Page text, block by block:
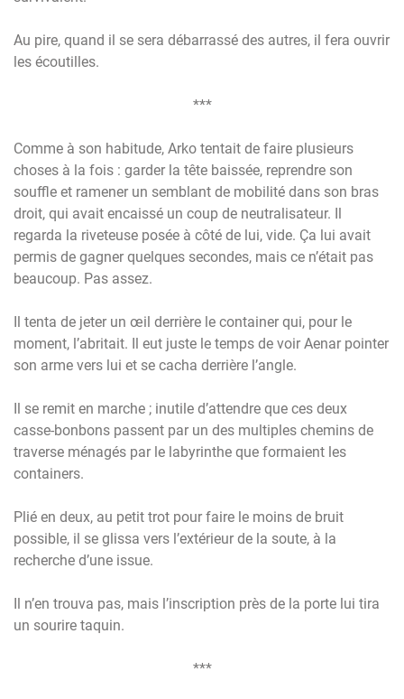
Au pire, quand il se sera débarrassé des autres, il fera ouvrir
les écoutilles.
***
Comme à son habitude, Arko tentait de faire plusieurs
choses à la fois : garder la tête baissée, reprendre son
souffle et ramener un semblant de mobilité dans son bras
droit, qui avait encaissé un coup de neutralisateur. Il
regarda la riveteuse posée à côté de lui, vide. Ça lui avait
permis de gagner quelques secondes, mais ce n’était pas
beaucoup. Pas assez.
Il tenta de jeter un œil derrière le container qui, pour le
moment, l’abritait. Il eut juste le temps de voir Aenar pointer
son arme vers lui et se cacha derrière l’angle.
Il se remit en marche ; inutile d’attendre que ces deux
casse-bonbons passent par un des multiples chemins de
traverse ménagés par le labyrinthe que formaient les
containers.
Plié en deux, au petit trot pour faire le moins de bruit
possible, il se glissa vers l’extérieur de la soute, à la
recherche d’une issue.
Il n’en trouva pas, mais l’inscription près de la porte lui tira
un sourire taquin.
***